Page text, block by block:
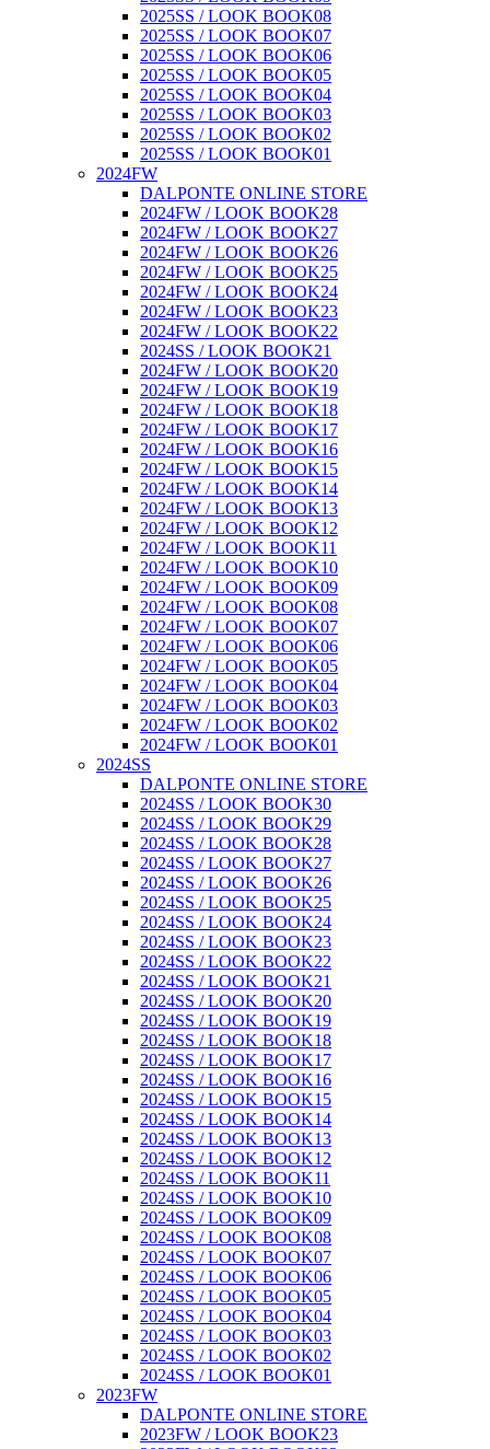
2025SS / LOOK BOOK08
2025SS / LOOK BOOK07
2025SS / LOOK BOOK06
2025SS / LOOK BOOK05
2025SS / LOOK BOOK04
2025SS / LOOK BOOK03
2025SS / LOOK BOOK02
2025SS / LOOK BOOK01
2024FW
DALPONTE ONLINE STORE
2024FW / LOOK BOOK28
2024FW / LOOK BOOK27
2024FW / LOOK BOOK26
2024FW / LOOK BOOK25
2024FW / LOOK BOOK24
2024FW / LOOK BOOK23
2024FW / LOOK BOOK22
2024SS / LOOK BOOK21
2024FW / LOOK BOOK20
2024FW / LOOK BOOK19
2024FW / LOOK BOOK18
2024FW / LOOK BOOK17
2024FW / LOOK BOOK16
2024FW / LOOK BOOK15
2024FW / LOOK BOOK14
2024FW / LOOK BOOK13
2024FW / LOOK BOOK12
2024FW / LOOK BOOK11
2024FW / LOOK BOOK10
2024FW / LOOK BOOK09
2024FW / LOOK BOOK08
2024FW / LOOK BOOK07
2024FW / LOOK BOOK06
2024FW / LOOK BOOK05
2024FW / LOOK BOOK04
2024FW / LOOK BOOK03
2024FW / LOOK BOOK02
2024FW / LOOK BOOK01
2024SS
DALPONTE ONLINE STORE
2024SS / LOOK BOOK30
2024SS / LOOK BOOK29
2024SS / LOOK BOOK28
2024SS / LOOK BOOK27
2024SS / LOOK BOOK26
2024SS / LOOK BOOK25
2024SS / LOOK BOOK24
2024SS / LOOK BOOK23
2024SS / LOOK BOOK22
2024SS / LOOK BOOK21
2024SS / LOOK BOOK20
2024SS / LOOK BOOK19
2024SS / LOOK BOOK18
2024SS / LOOK BOOK17
2024SS / LOOK BOOK16
2024SS / LOOK BOOK15
2024SS / LOOK BOOK14
2024SS / LOOK BOOK13
2024SS / LOOK BOOK12
2024SS / LOOK BOOK11
2024SS / LOOK BOOK10
2024SS / LOOK BOOK09
2024SS / LOOK BOOK08
2024SS / LOOK BOOK07
2024SS / LOOK BOOK06
2024SS / LOOK BOOK05
2024SS / LOOK BOOK04
2024SS / LOOK BOOK03
2024SS / LOOK BOOK02
2024SS / LOOK BOOK01
2023FW
DALPONTE ONLINE STORE
2023FW / LOOK BOOK23